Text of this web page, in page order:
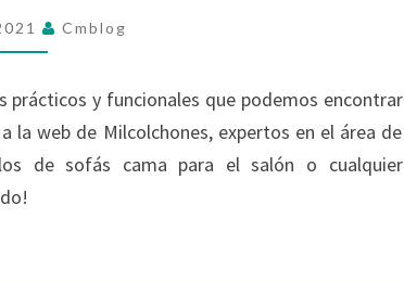
MÁS
Y
FUNCIONAL
Cmblog
prácticos y funcionales que podemos encontrar
la web de Milcolchones, expertos en el área de
de sofás cama para el salón o cualquier